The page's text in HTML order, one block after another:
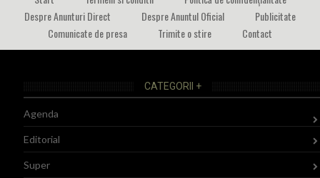
Despre Anunturi Direct
Despre Anuntul Oficial
Publicitate
Comunicate de presa
Trimite o stire Contact
CATEGORII +
Agenda
Editorial
Super